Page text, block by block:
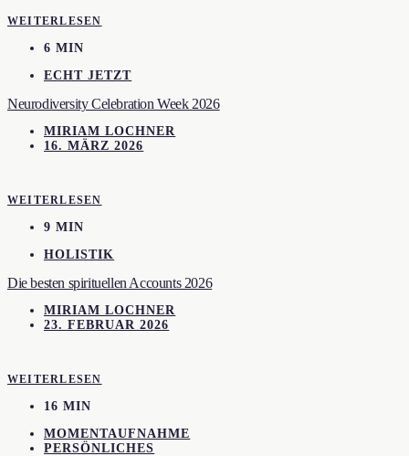
WEITERLESEN
6 MIN
ECHT JETZT
Neurodiversity Celebration Week 2026
MIRIAM LOCHNER
16. MÄRZ 2026
WEITERLESEN
9 MIN
HOLISTIK
Die besten spirituellen Accounts 2026
MIRIAM LOCHNER
23. FEBRUAR 2026
WEITERLESEN
16 MIN
MOMENTAUFNAHME
PERSÖNLICHES